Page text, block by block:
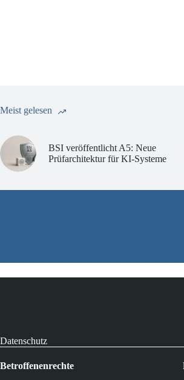
Meist gelesen
BSI veröffentlicht A5: Neue
Prüfarchitektur für KI-Systeme
Datenschutz
Betroffenenrechte